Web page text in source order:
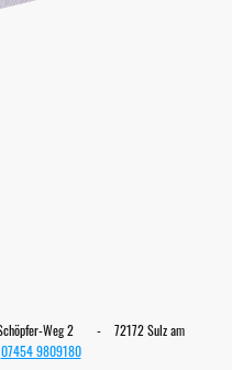
Weg 2 - 72172 Sulz am
07454 9809180